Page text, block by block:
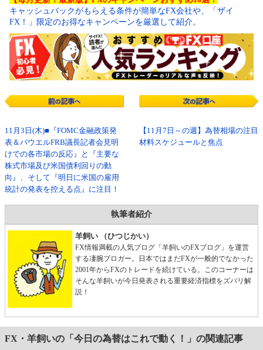
キャッシュバックがもらえる条件が簡単なFX会社や、「ザイ
FX！」限定のお得なキャンペーンを厳選して紹介。
11月3日(木)■『FOMC金融政策発
表＆パウエルFRB議長記者会見明
けでの各市場の反応』と『主要な
株式市場及び米国債利回りの動
向』、そして『明日に米国の雇用
統計の発表を控える点』に注目！
【11月7日～の週】為替相場の注目
材料スケジュールと焦点
執筆者紹介
羊飼い （ひつじかい）
FX情報満載の人気ブログ「羊飼いのFXブログ」を運営
する凄腕ブロガー。日本ではまだFXが一般的でなかった
2001年からFXのトレードを続けている。このコーナーは
そんな羊飼いが今日発表される重要経済指標をズバリ解
説！
FX・羊飼いの「今日の為替はこれで動く！」の関連記事